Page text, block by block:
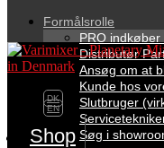
Formålsrolle
PRO
Distributør
Ansøg om at
Kunde hos
Slutbruger
Søg i
DK
EN
Shop